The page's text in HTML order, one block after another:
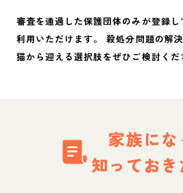
審査を通過した保護団体のみが登録
利用いただけます。 殺処分問題の解
猫から迎える選択肢をぜひご検討くだ
家族にな
知っておき